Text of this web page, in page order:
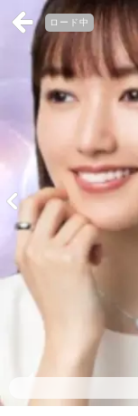
ロード中